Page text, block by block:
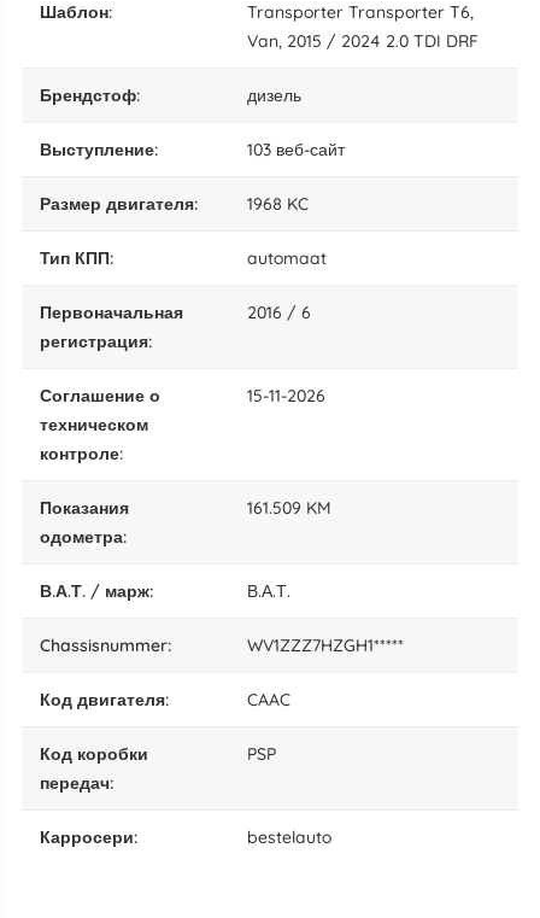
шаблон:
Transporter Transporter T6,
Van, 2015 / 2024 2.0 TDI DRF
брендстоф: дизель
выступление: 103 веб-сайт
размер двигателя: 1968 KC
тип КПП: automaat
Первоначальная
регистрация:
2016 / 6
Соглашение о
техническом
контроле:
15-11-2026
показания
одометра:
161.509 KM
В.А.Т. / марж: В.А.Т.
chassisnummer: WV1ZZZ7HZGH1*****
код двигателя: CAAC
код коробки
передач:
PSP
карросери: bestelauto